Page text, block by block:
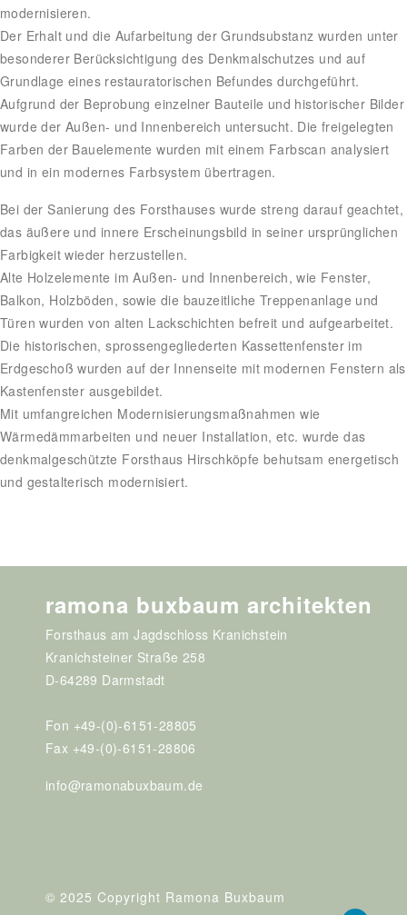
modernisieren.
Der Erhalt und die Aufarbeitung der Grundsubstanz wurden unter
besonderer Berücksichtigung des Denkmalschutzes und auf
Grundlage eines restauratorischen Befundes durchgeführt.
Aufgrund der Beprobung einzelner Bauteile und historischer Bilder
wurde der Außen- und Innenbereich untersucht. Die freigelegten
Farben der Bauelemente wurden mit einem Farbscan analysiert
und in ein modernes Farbsystem übertragen.
Bei der Sanierung des Forsthauses wurde streng darauf geachtet,
das äußere und innere Erscheinungsbild in seiner ursprünglichen
Farbigkeit wieder herzustellen.
Alte Holzelemente im Außen- und Innenbereich, wie Fenster,
Balkon, Holzböden, sowie die bauzeitliche Treppenanlage und
Türen wurden von alten Lackschichten befreit und aufgearbeitet.
Die historischen, sprossengegliederten Kassettenfenster im
Erdgeschoß wurden auf der Innenseite mit modernen Fenstern als
Kastenfenster ausgebildet.
Mit umfangreichen Modernisierungsmaßnahmen wie
Wärmedämmarbeiten und neuer Installation, etc. wurde das
denkmalgeschützte Forsthaus Hirschköpfe behutsam energetisch
und gestalterisch modernisiert.
ramona buxbaum architekten
Forsthaus am Jagdschloss Kranichstein
Kranichsteiner Straße 258
D-64289 Darmstadt
Fon +49-(0)-6151-28805
Fax +49-(0)-6151-28806
info@ramonabuxbaum.de
© 2025 Copyright Ramona Buxbaum